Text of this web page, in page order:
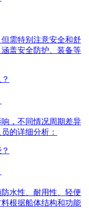
需特别注意安全和舒
盖安全防护、装备等
，不同情况周期差异
的详细分析：
水性、耐用性、轻便
根据船体结构和功能